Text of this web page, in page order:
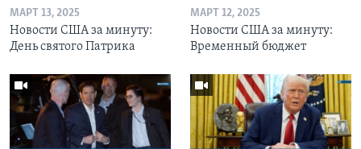
МАРТ 13, 2025
Новости США за минуту:
День святого Патрика
МАРТ 12, 2025
Новости США за минуту:
Временный бюджет